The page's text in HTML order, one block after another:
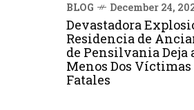
BLOG December 24,
Devastadora
Residencia de
de Pensilvania Deja
Menos Dos Víctimas
Fatales